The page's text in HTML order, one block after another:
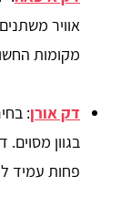
אוויר
מקומות
דק אורן:
בגוון
פחות עמיד